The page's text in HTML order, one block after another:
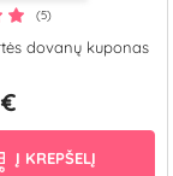
(5)
dovanų kuponas
Į KREPŠELĮ